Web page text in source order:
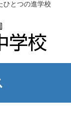
ひとつの進学校